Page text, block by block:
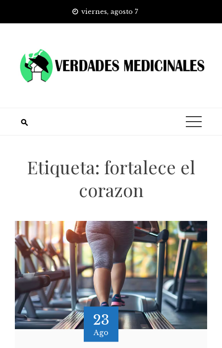
viernes, agosto 7
Etiqueta: fortalece el
corazon
23
Ago